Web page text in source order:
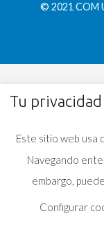
© 2021 COM
Tu
Este sitio web usa
Navegando
embargo,
Configurar